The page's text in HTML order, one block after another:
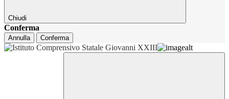
Chiudi
Conferma
Annulla Conferma